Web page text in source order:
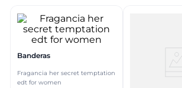
Banderas
Fragancia her secret temptation
edt for women